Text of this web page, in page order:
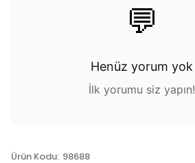
💬
Henüz yorum yok
İlk yorumu siz yapın!
Ürün Kodu: 98688